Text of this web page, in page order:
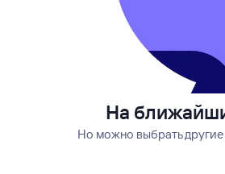
На
Но можно выбрать